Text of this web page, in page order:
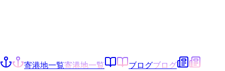
寄港地一覧寄港地一覧 ブログブログ